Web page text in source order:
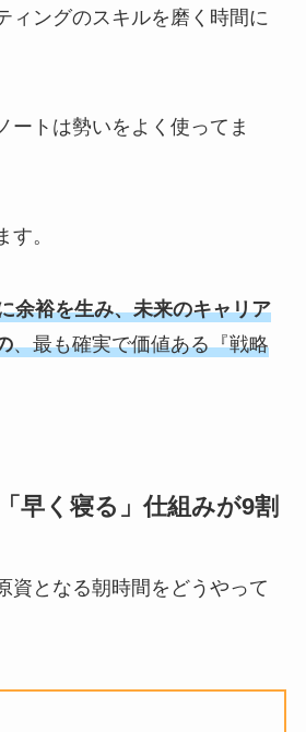
ィングのスキルを磨く時間に
ートは勢いをよく使ってま
す。
余裕を生み、未来のキャリア
、最も確実で価値ある『戦略
早く寝る」仕組みが9割
資となる朝時間をどうやって